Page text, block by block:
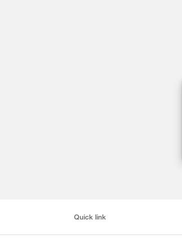
Quick link